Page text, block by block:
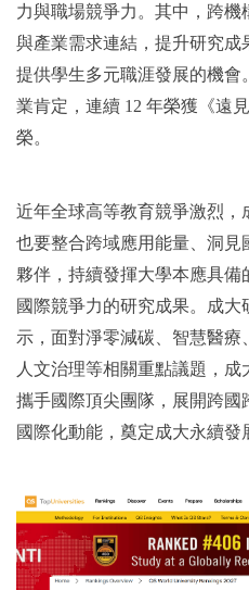
力與職場競爭力。其中，跨
與產業需求連結，提升研究成
提供學生多元職涯發展的機
業肯定，連續 12 年榮獲《遠
榮。
近年全球高等教育競爭激烈，
也要整合跨域應用能量、洞
夥伴，持續發揮大學本應具
國際競爭力的研究成果。成
示，面對淨零減碳、智慧醫療
人文治理等相關重點議題，
攜手國際頂尖團隊，展開跨
國際化動能，奠定成大永續發